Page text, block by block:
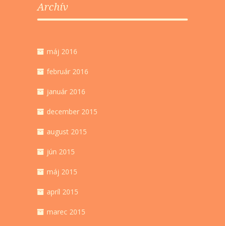
Archív
máj 2016
február 2016
január 2016
december 2015
august 2015
jún 2015
máj 2015
apríl 2015
marec 2015